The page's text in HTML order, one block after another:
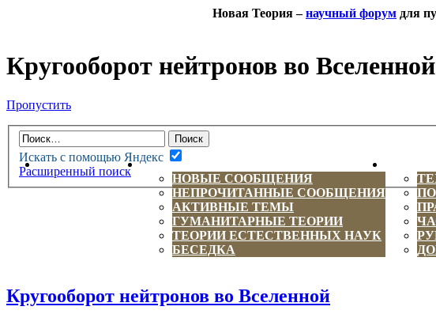
Новая Теория –научный форум для
Кругооборот нейтронов во Вселенной
Пропустить
Искать с помощью Яндекс
Расширенный поиск
НОВАЯ ТЕОРИЯФОРУМ
НОВЫЕ СООБЩЕНИЯ
НЕПРОЧИТАННЫЕ СООБЩЕНИЯ
АКТИВНЫЕ ТЕМЫ
ГУМАНИТАРНЫЕ ТЕОРИИ
ТЕОРИИ ЕСТЕСТВЕННЫХ НАУК
БЕСЕДКА
Кругооборот нейтронов во Вселенной